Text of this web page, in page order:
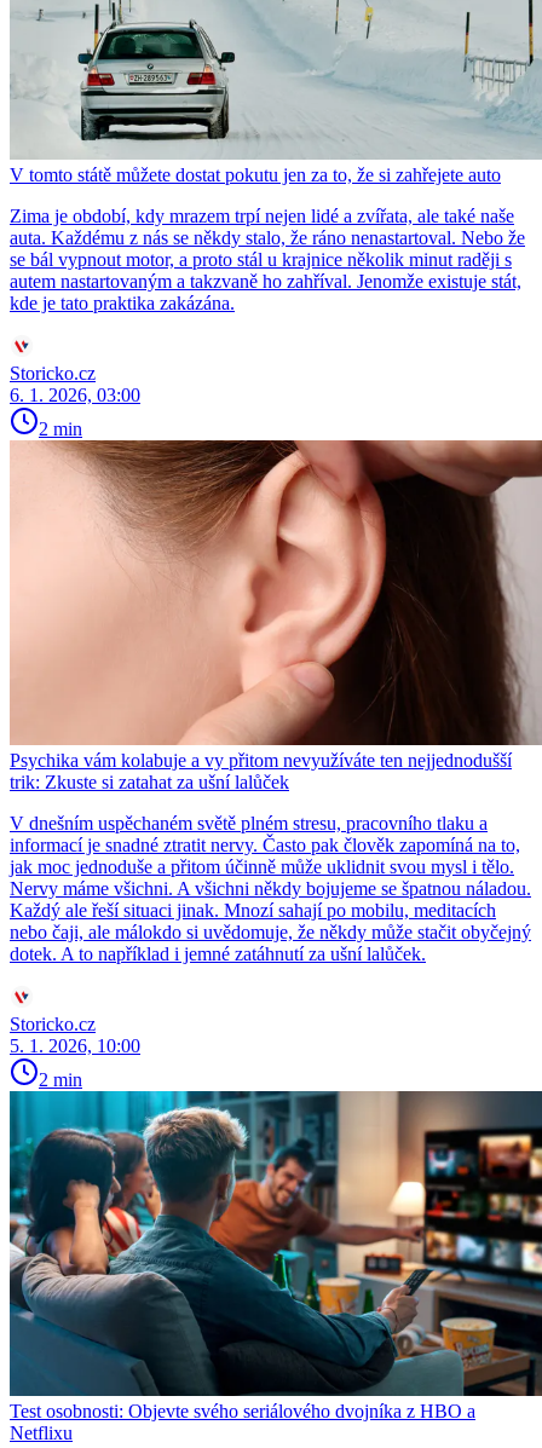
V tomto státě můžete dostat pokutu jen za to, že si zahřejete auto
Zima je období, kdy mrazem trpí nejen lidé a zvířata, ale také naše
auta. Každému z nás se někdy stalo, že ráno nenastartoval. Nebo že
se bál vypnout motor, a proto stál u krajnice několik minut raději s
autem nastartovaným a takzvaně ho zahříval. Jenomže existuje stát,
kde je tato praktika zakázána.
Storicko.cz
6. 1. 2026, 03:00
2 min
Psychika vám kolabuje a vy přitom nevyužíváte ten nejjednodušší
trik: Zkuste si zatahat za ušní lalůček
V dnešním uspěchaném světě plném stresu, pracovního tlaku a
informací je snadné ztratit nervy. Často pak člověk zapomíná na to,
jak moc jednoduše a přitom účinně může uklidnit svou mysl i tělo.
Nervy máme všichni. A všichni někdy bojujeme se špatnou náladou.
Každý ale řeší situaci jinak. Mnozí sahají po mobilu, meditacích
nebo čaji, ale málokdo si uvědomuje, že někdy může stačit obyčejný
dotek. A to například i jemné zatáhnutí za ušní lalůček.
Storicko.cz
5. 1. 2026, 10:00
2 min
Test osobnosti: Objevte svého seriálového dvojníka z HBO a
Netflixu